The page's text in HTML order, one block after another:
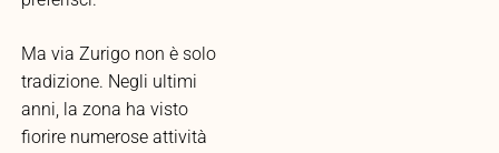
Ma via Zurigo non è solo
tradizione. Negli ultimi
anni, la zona ha visto
fiorire numerose attività